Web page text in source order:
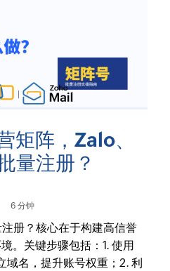
矩阵，Zalo、
量注册？
6 分钟
册？核心在于构建高信誉
。关键步骤包括：1. 使用
名，提升账号权重；2. 利